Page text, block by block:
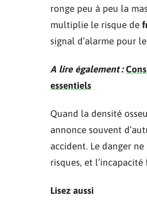
ronge peu à peu la
multiplie le risque de
signal d’alarme pour
A lire également :
essentiels
Quand la densité
annonce souvent
accident. Le danger
risques, et
Lisez aussi